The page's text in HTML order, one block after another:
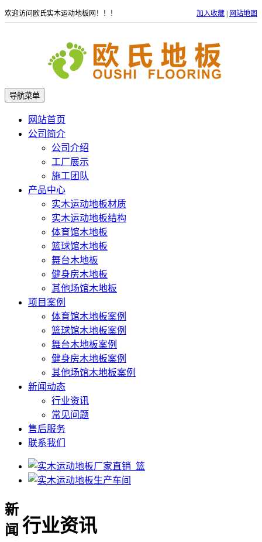
欢迎访问欧氏实木运动地板网！！！ 加入收藏 网站地图
导航菜单
网站首页
公司简介
公司介绍
工厂展示
施工团队
产品中心
实木运动地板材质
实木运动地板结构
体育馆木地板
篮球馆木地板
舞台木地板
健身房木地板
其他场馆木地板
项目案例
体育馆木地板案例
篮球馆木地板案例
舞台木地板案例
健身房木地板案例
其他场馆木地板案例
新闻动态
行业资讯
常见问题
售后服务
联系我们
行业资讯
新
闻